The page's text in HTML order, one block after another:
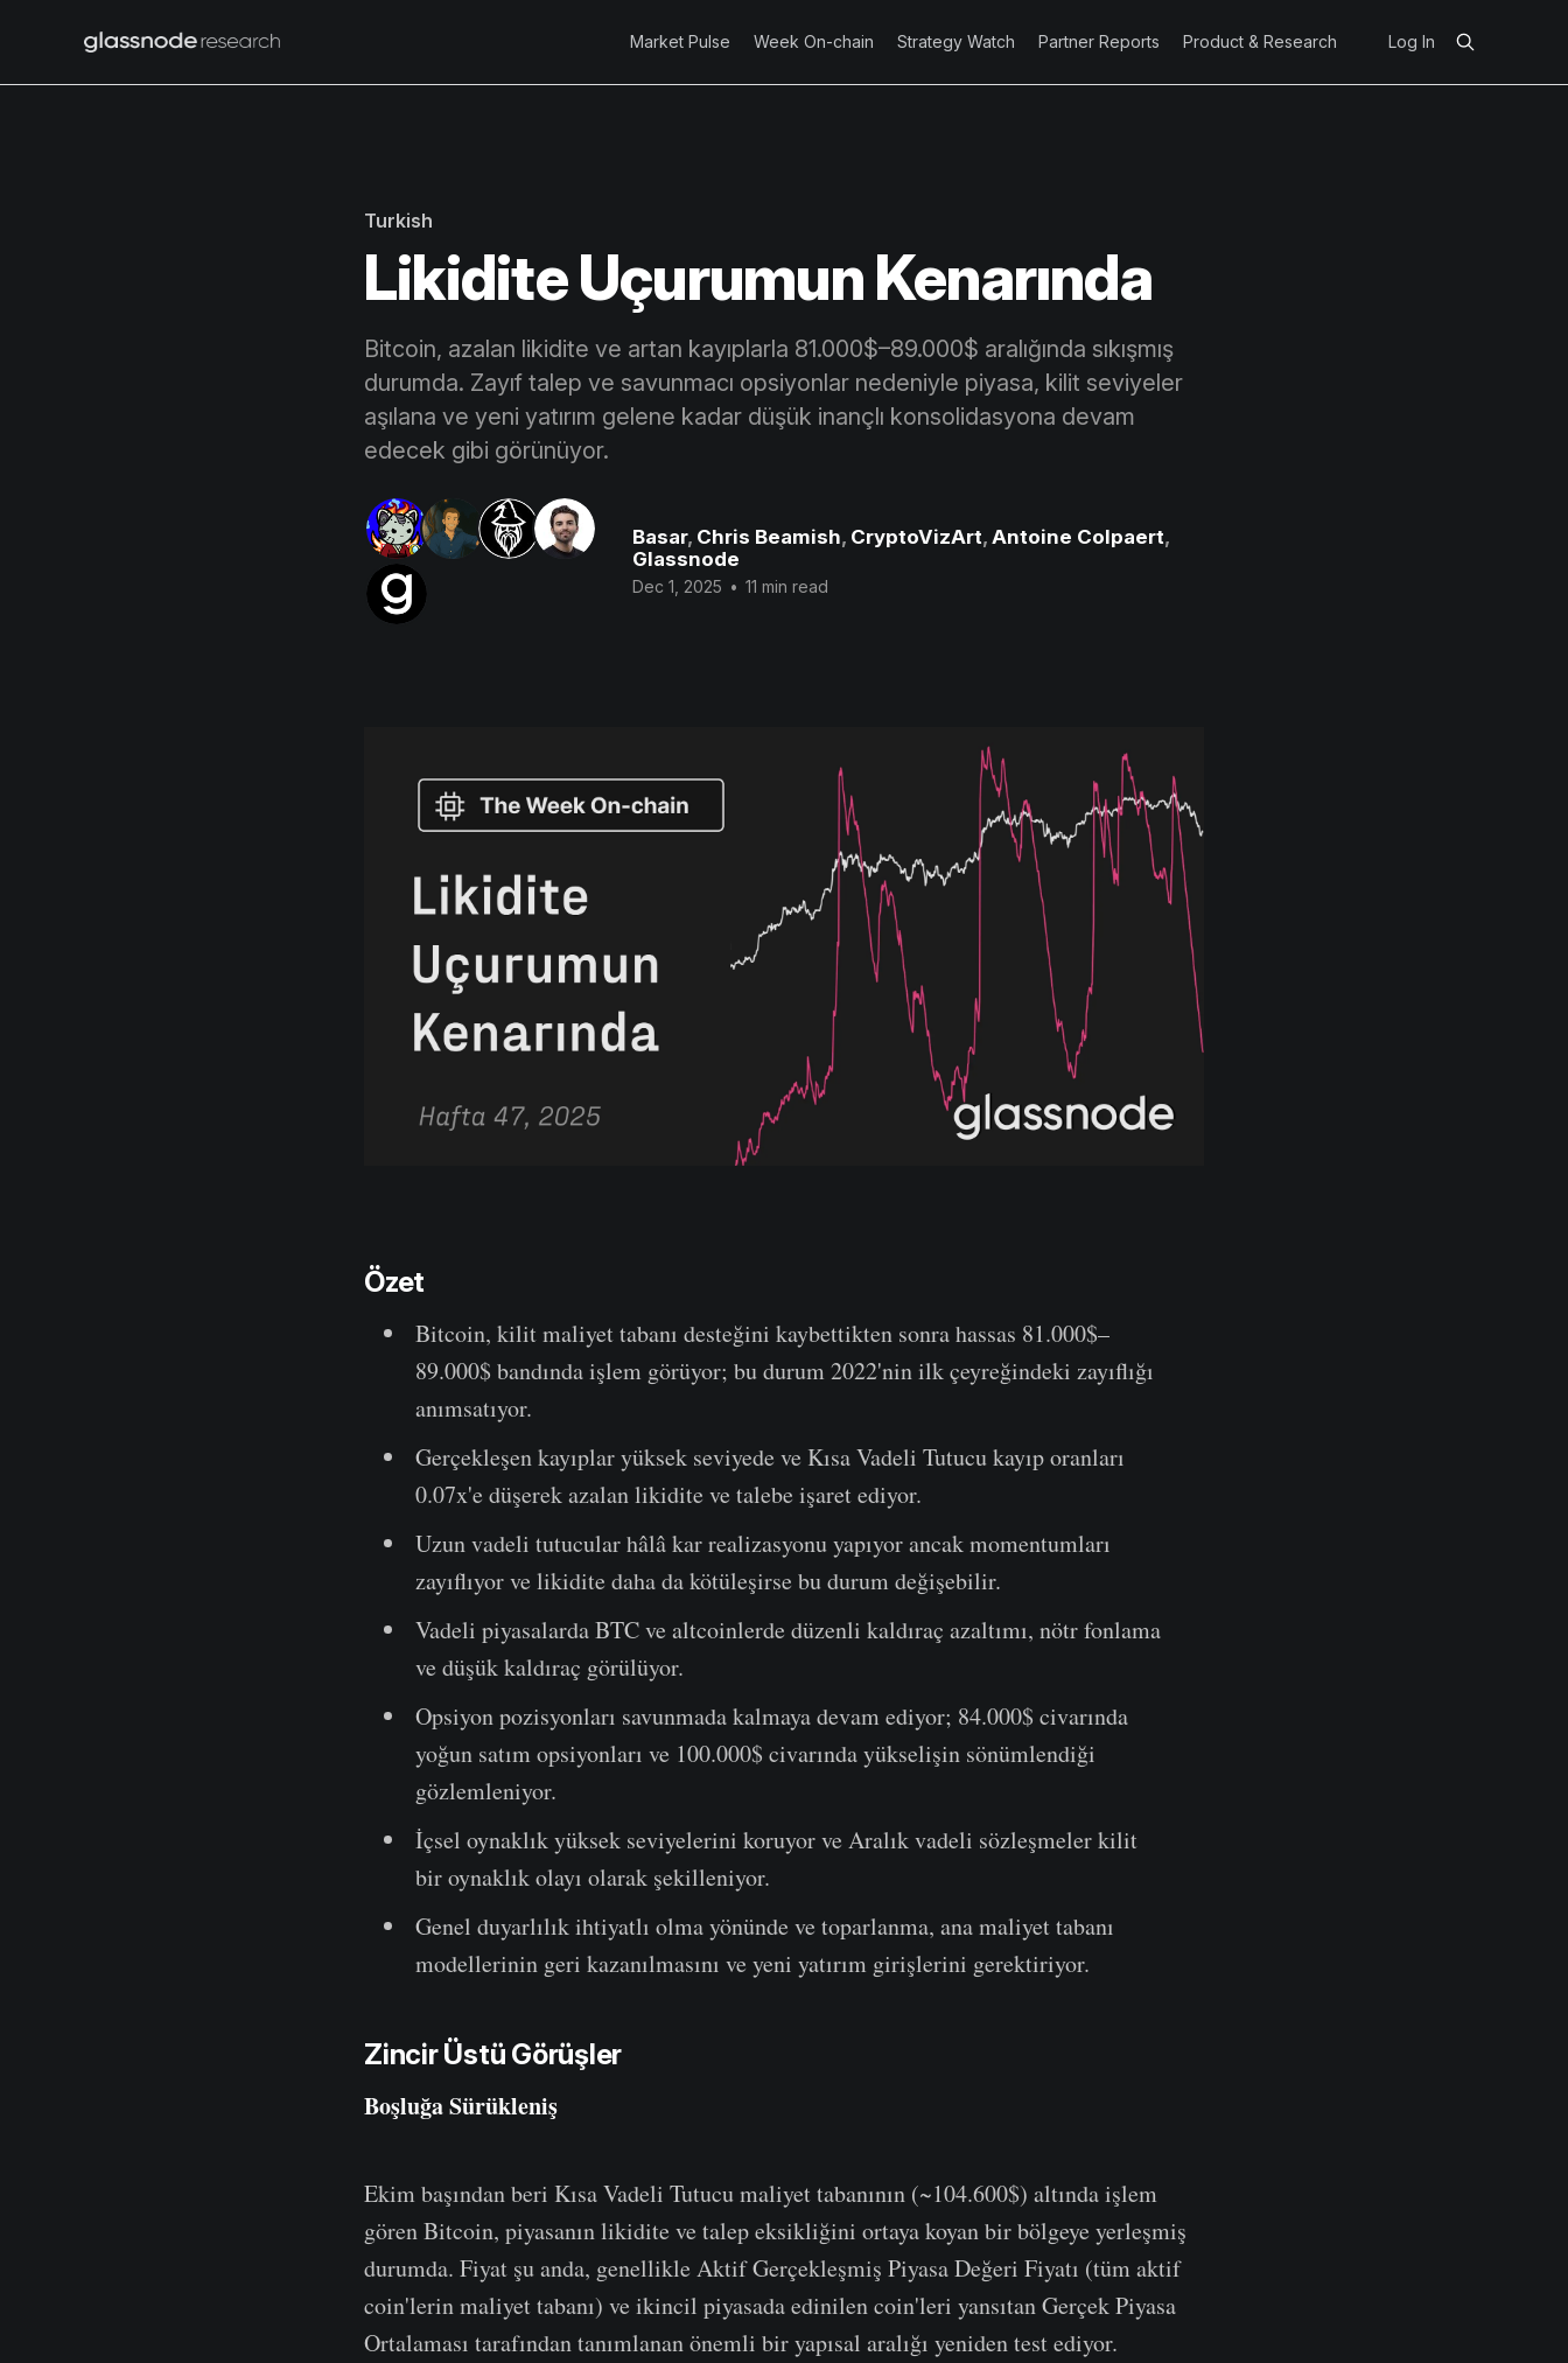
Market Pulse Week On-chain Strategy Watch Partner Reports Product & Research Log In
Turkish
Likidite Uçurumun Kenarında
Bitcoin, azalan likidite ve artan kayıplarla 81.000$–89.000$ aralığında sıkışmış
durumda. Zayıf talep ve savunmacı opsiyonlar nedeniyle piyasa, kilit seviyeler
aşılana ve yeni yatırım gelene kadar düşük inançlı konsolidasyona devam
edecek gibi görünüyor.
Basar, Chris Beamish, CryptoVizArt, Antoine Colpaert,
Glassnode
Dec 1, 2025 • 11 min read
Özet
Bitcoin, kilit maliyet tabanı desteğini kaybettikten sonra hassas 81.000$–
89.000$ bandında işlem görüyor; bu durum 2022'nin ilk çeyreğindeki zayıflığı
anımsatıyor.
Gerçekleşen kayıplar yüksek seviyede ve Kısa Vadeli Tutucu kayıp oranları
0.07x'e düşerek azalan likidite ve talebe işaret ediyor.
Uzun vadeli tutucular hâlâ kar realizasyonu yapıyor ancak momentumları
zayıflıyor ve likidite daha da kötüleşirse bu durum değişebilir.
Vadeli piyasalarda BTC ve altcoinlerde düzenli kaldıraç azaltımı, nötr fonlama
ve düşük kaldıraç görülüyor.
Opsiyon pozisyonları savunmada kalmaya devam ediyor; 84.000$ civarında
yoğun satım opsiyonları ve 100.000$ civarında yükselişin sönümlendiği
gözlemleniyor.
İçsel oynaklık yüksek seviyelerini koruyor ve Aralık vadeli sözleşmeler kilit
bir oynaklık olayı olarak şekilleniyor.
Genel duyarlılık ihtiyatlı olma yönünde ve toparlanma, ana maliyet tabanı
modellerinin geri kazanılmasını ve yeni yatırım girişlerini gerektiriyor.
Zincir Üstü Görüşler
Boşluğa Sürükleniş
Ekim başından beri Kısa Vadeli Tutucu maliyet tabanının (~104.600$) altında işlem
gören Bitcoin, piyasanın likidite ve talep eksikliğini ortaya koyan bir bölgeye yerleşmiş
durumda. Fiyat şu anda, genellikle Aktif Gerçekleşmiş Piyasa Değeri Fiyatı (tüm aktif
coin'lerin maliyet tabanı) ve ikincil piyasada edinilen coin'leri yansıtan Gerçek Piyasa
Ortalaması tarafından tanımlanan önemli bir yapısal aralığı yeniden test ediyor.